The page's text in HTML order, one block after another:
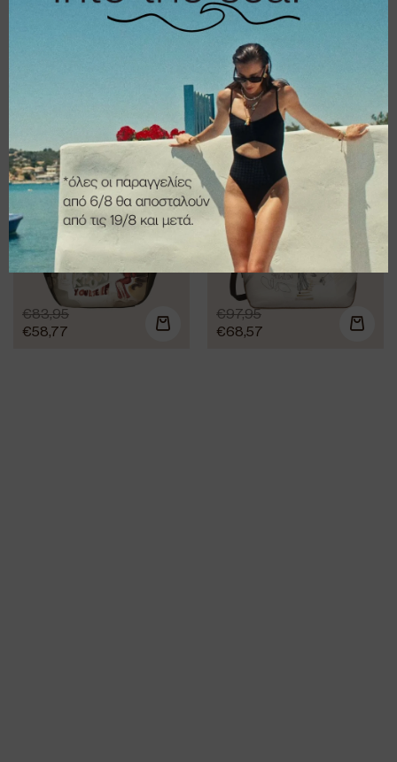
90,95
63,67
Hobo bag Muse
€83,95
€58,77
Τσάντα Anekke
Sophia
€97,95
€68,57